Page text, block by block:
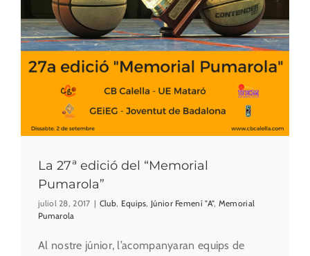
La 27ª edició del “Memorial
Pumarola”
juliol 28, 2017 | Club, Equips, Júnior Femení "A", Memorial
Pumarola
Al nostre júnior, l’acompanyaran equips de